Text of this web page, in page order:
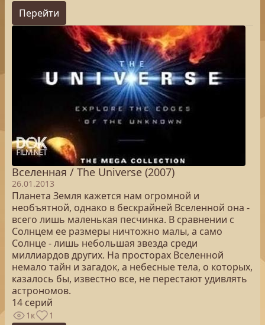
Перейти
Вселенная / The Universe (2007)
26.01.2013
Планета Земля кажется нам огромной и
необъятной, однако в бескрайней Вселенной она -
всего лишь маленькая песчинка. В сравнении с
Солнцем ее размеры ничтожно малы, а само
Солнце - лишь небольшая звезда среди
миллиардов других. На просторах Вселенной
немало тайн и загадок, а небесные тела, о которых,
казалось бы, известно все, не перестают удивлять
астрономов.
14 серий
1к 1